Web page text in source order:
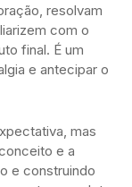
resolvam
com o
final. É um
e antecipar o
mas
e a
e construindo